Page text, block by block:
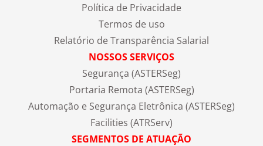
Política de Privacidade
Termos de uso
Relatório de Transparência Salarial
NOSSOS SERVIÇOS
Segurança (ASTERSeg)
Portaria Remota (ASTERSeg)
Automação e Segurança Eletrônica (ASTERSeg)
Facilities (ATRServ)
SEGMENTOS DE ATUAÇÃO